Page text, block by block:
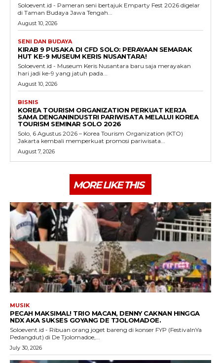
Soloevent.id - Pameran seni bertajuk Emparty Fest 2026 digelar
di Taman Budaya Jawa Tengah...
August 10, 2026
SENI DAN BUDAYA
KIRAB 9 PUSAKA DI CFD SOLO: PERAYAAN SEMARAK
HUT KE-9 MUSEUM KERIS NUSANTARA!
Soloevent.id - Museum Keris Nusantara baru saja merayakan
hari jadi ke-9 yang jatuh pada...
August 10, 2026
BISNIS
KOREA TOURISM ORGANIZATION PERKUAT KERJA
SAMA DENGANINDUSTRI PARIWISATA MELALUI KOREA
TOURISM SEMINAR SOLO 2026
Solo, 6 Agustus 2026 – Korea Tourism Organization (KTO)
Jakarta kembali memperkuat promosi pariwisata...
August 7, 2026
MORE LIKE THIS
MUSIK
PECAH MAKSIMAL! TRIO MACAN, DENNY CAKNAN HINGGA
NDX AKA SUKSES GOYANG DE TJOLOMADOE.
Soloevent.id - Ribuan orang joget bareng di konser FYP (FestivalnYa
Pedangdut) di De Tjolomadoe,...
July 30, 2026